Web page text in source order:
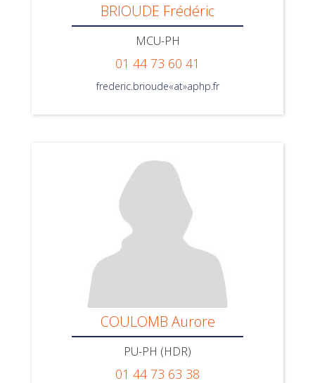
BRIOUDE Frédéric
MCU-PH
01 44 73 60 41
frederic.brioude«at»aphp.fr
COULOMB Aurore
PU-PH (HDR)
01 44 73 63 38